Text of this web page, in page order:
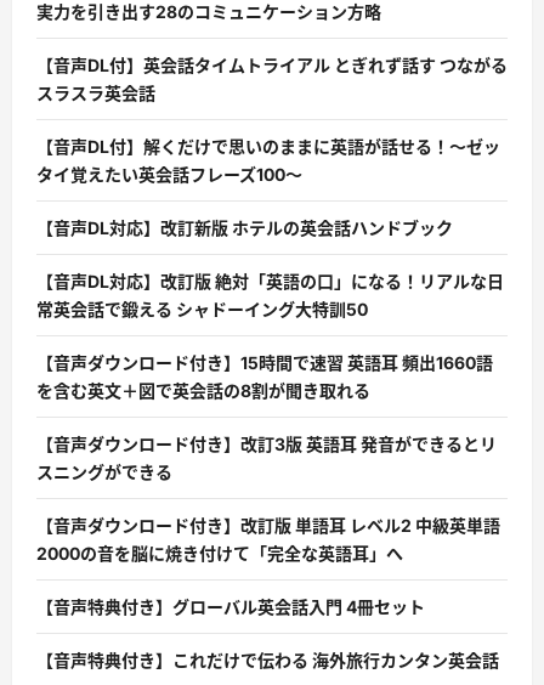
実力を引き出す28のコミュニケーション方略
【音声DL付】英会話タイムトライアル とぎれず話す つながる
スラスラ英会話
【音声DL付】解くだけで思いのままに英語が話せる！〜ゼッ
タイ覚えたい英会話フレーズ100〜
【音声DL対応】改訂新版 ホテルの英会話ハンドブック
【音声DL対応】改訂版 絶対「英語の口」になる！リアルな日
常英会話で鍛える シャドーイング大特訓50
【音声ダウンロード付き】15時間で速習 英語耳 頻出1660語
を含む英文＋図で英会話の8割が聞き取れる
【音声ダウンロード付き】改訂3版 英語耳 発音ができるとリ
スニングができる
【音声ダウンロード付き】改訂版 単語耳 レベル2 中級英単語
2000の音を脳に焼き付けて「完全な英語耳」へ
【音声特典付き】グローバル英会話入門 4冊セット
【音声特典付き】これだけで伝わる 海外旅行カンタン英会話